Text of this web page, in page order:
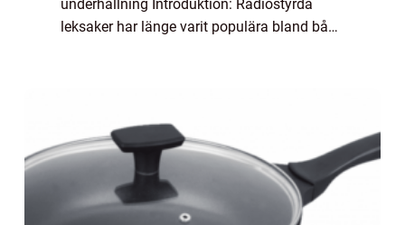
underhållning Introduktion: Radiostyrda
leksaker har länge varit populära bland både